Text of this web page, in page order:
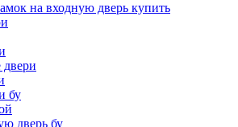
на входную дверь купить
двери
бу
дверь бу